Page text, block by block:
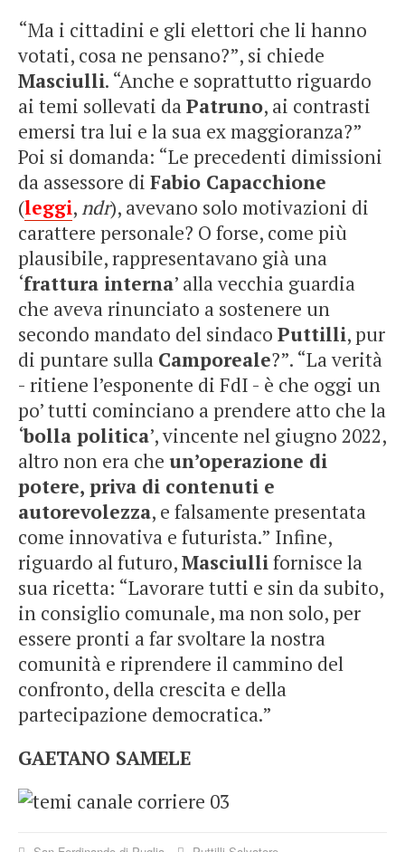
“Ma i cittadini e gli elettori che li hanno
votati, cosa ne pensano?”, si chiede
Masciulli. “Anche e soprattutto riguardo
ai temi sollevati daPatruno, ai contrasti
emersi tra lui e la sua ex maggioranza?”
Poi si domanda: “Le precedenti dimissioni
da assessore di Fabio Capacchione
(leggi,ndr), avevano solo motivazioni di
carattere personale? O forse, come più
plausibile, rappresentavano già una
‘frattura interna’ alla vecchia guardia
che aveva rinunciato a sostenere un
secondo mandato del sindaco Puttilli, pur
di puntare sulla Camporeale?”. “La verità
- ritiene l’esponente di FdI - è che oggi un
po’ tutti cominciano a prendere atto che la
‘bolla politica’, vincente nel giugno 2022,
altro non era che un’operazione di
potere, priva di contenuti e
autorevolezza, e falsamente presentata
come innovativa e futurista.” Infine,
riguardo al futuro,Masciullifornisce la
sua ricetta: “Lavorare tutti e sin da subito,
in consiglio comunale, ma non solo, per
essere pronti a far svoltare la nostra
comunità e riprendere il cammino del
confronto, della crescita e della
partecipazione democratica.”
GAETANO SAMELE